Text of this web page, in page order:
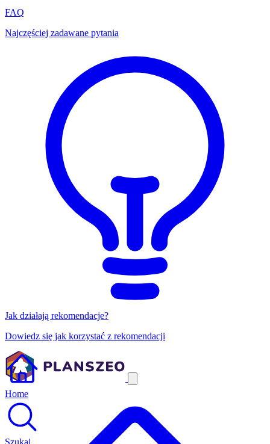
FAQ
Najczęściej zadawane pytania
Jak działają rekomendacje?
Dowiedz się jak korzystać z rekomendacji
Home
Szukaj